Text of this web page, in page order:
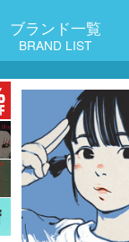
ブランド一覧
BRAND LIST